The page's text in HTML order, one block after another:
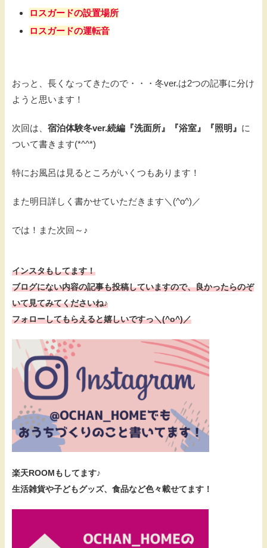
ロスガードの設置場所
ロスガードの運転音
おっと、長くなってきたので・・・冬ver.は2つの記事に分け
ようと思います！
次回は、 宿泊体験冬ver.続編『洗面所』『浴室』『照明』 に
ついて書きます(*^^*)
特にお風呂は見るところがいくつもあります！
また明日詳しく書かせていただきます＼(^o^)／
では！また次回～♪
インスタもしてます！
ブログにない内容の記事も投稿していますので、良かったらのぞ
いて見てみてくださいね♪
フォローしてもらえると嬉しいですっ＼(^o^)／
楽天ROOMもしてます♪
生活雑貨や子どもグッズ、食品など色々載せてます！